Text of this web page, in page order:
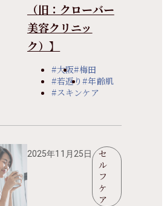
（旧：クローバー
美容クリニッ
ク）】
#大阪#梅田
#若返り#年齢肌
#スキンケア
2025年11月25日
セ
ル
フ
ケ
ア